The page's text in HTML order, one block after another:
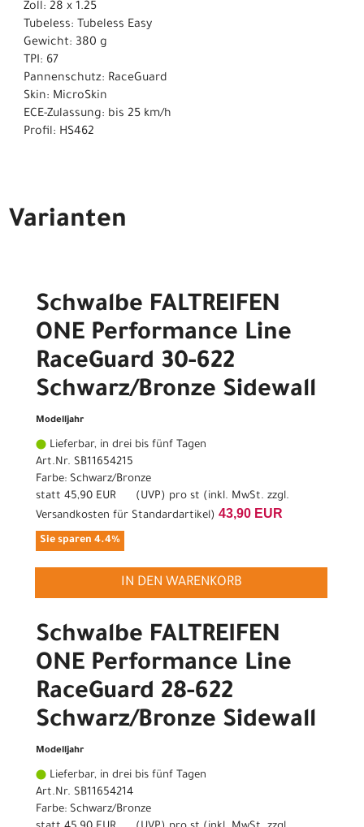
Zoll: 28 x 1.25
Tubeless: Tubeless Easy
Gewicht: 380 g
TPI: 67
Pannenschutz: RaceGuard
Skin: MicroSkin
ECE-Zulassung: bis 25 km/h
Profil: HS462
Varianten
Schwalbe FALTREIFEN
ONE Performance Line
RaceGuard 30-622
Schwarz/Bronze Sidewall
Modelljahr
Lieferbar, in drei bis fünf Tagen
Art.Nr. SB11654215
Farbe: Schwarz/Bronze
statt 45,90 EUR ( UVP) pro st (inkl. MwSt. zzgl.
Versandkosten für Standardartikel) 43,90 EUR
Sie sparen 4.4%
IN DEN WARENKORB
Schwalbe FALTREIFEN
ONE Performance Line
RaceGuard 28-622
Schwarz/Bronze Sidewall
Modelljahr
Lieferbar, in drei bis fünf Tagen
Art.Nr. SB11654214
Farbe: Schwarz/Bronze